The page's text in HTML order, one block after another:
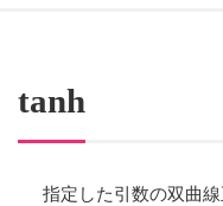
tanh
指定した引数の双曲線